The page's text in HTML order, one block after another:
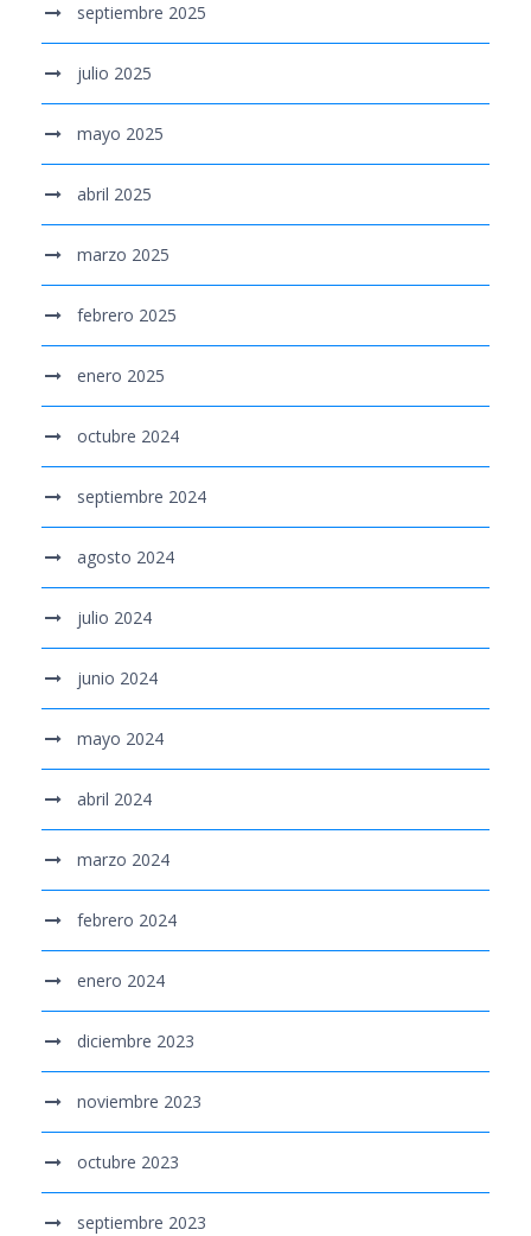
septiembre 2025
julio 2025
mayo 2025
abril 2025
marzo 2025
febrero 2025
enero 2025
octubre 2024
septiembre 2024
agosto 2024
julio 2024
junio 2024
mayo 2024
abril 2024
marzo 2024
febrero 2024
enero 2024
diciembre 2023
noviembre 2023
octubre 2023
septiembre 2023